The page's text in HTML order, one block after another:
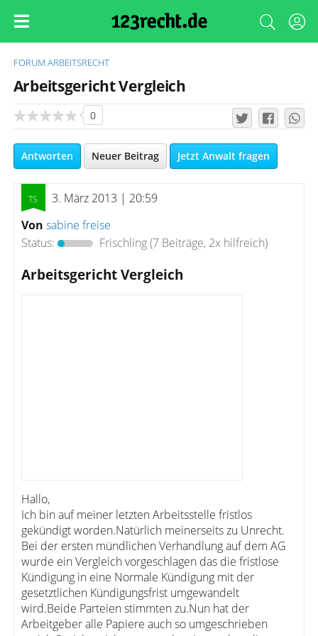
FORUM ARBEITSRECHT
Arbeitsgericht Vergleich
0
Antworten Neuer Beitrag Jetzt Anwalt fragen
3. März 2013 | 20:59
Von sabine freise
Status:
Frischling(7 Beiträge, 2x hilfreich)
Arbeitsgericht Vergleich
Hallo,
Ich bin auf meiner letzten Arbeitsstelle fristlos
gekündigt worden.Natürlich meinerseits zu Unrecht.
Bei der ersten mündlichen Verhandlung auf dem AG
wurde ein Vergleich vorgeschlagen das die fristlose
Kündigung in eine Normale Kündigung mit der
gesetztlichen Kündigungsfrist umgewandelt
wird.Beide Parteien stimmten zu.Nun hat der
Arbeitgeber alle Papiere auch so umgeschrieben